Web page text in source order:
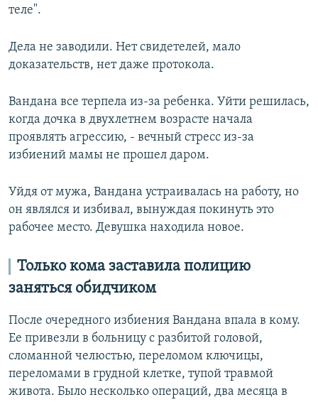
теле".
Дела не заводили. Нет свидетелей, мало
доказательств, нет даже протокола.
Вандана все терпела из-за ребенка. Уйти решилась,
когда дочка в двухлетнем возрасте начала
проявлять агрессию, - вечный стресс из-за
избиений мамы не прошел даром.
Уйдя от мужа, Вандана устраивалась на работу, но
он являлся и избивал, вынуждая покинуть это
рабочее место. Девушка находила новое.
Только кома заставила полицию
заняться обидчиком
После очередного избиения Вандана впала в кому.
Ее привезли в больницу с разбитой головой,
сломанной челюстью, переломом ключицы,
переломами в грудной клетке, тупой травмой
живота. Было несколько операций, два месяца в